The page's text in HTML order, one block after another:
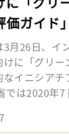
価ガイド
月26日、イ
けに「グリ
なイニシア
は2020年7